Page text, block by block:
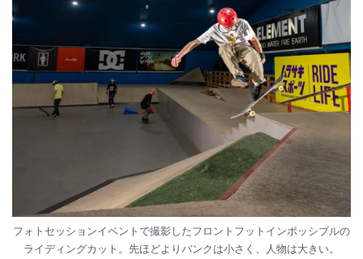
フォトセッションイベントで撮影したフロントフットインポッシブルの
ライディングカット。先ほどよりバンクは小さく、人物は大きい。